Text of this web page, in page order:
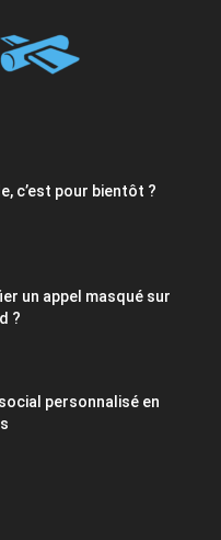
c’est pour bientôt ?
un appel masqué sur
?
personnalisé en